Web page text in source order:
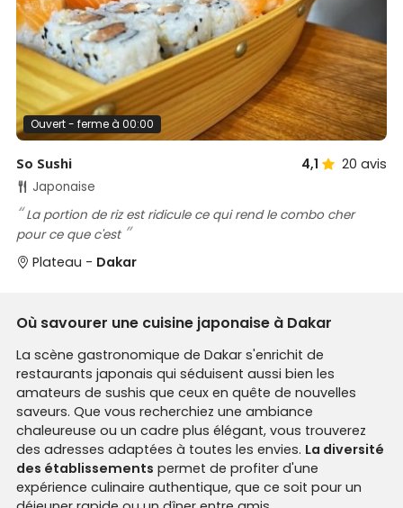
Ouvert - ferme à 00:00
So Sushi 4,1 20 avis
Japonaise
La portion de riz est ridicule ce qui rend le combo cher
pour ce que c'est
Plateau - Dakar
Où savourer une cuisine japonaise à Dakar
La scène gastronomique de Dakar s'enrichit de
restaurants japonais qui séduisent aussi bien les
amateurs de sushis que ceux en quête de nouvelles
saveurs. Que vous recherchiez une ambiance
chaleureuse ou un cadre plus élégant, vous trouverez
des adresses adaptées à toutes les envies. La diversité
des établissements permet de profiter d'une
expérience culinaire authentique, que ce soit pour un